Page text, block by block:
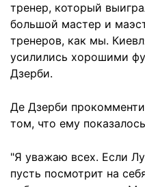
тренер, который
большой мастер и
тренеров, как мы.
усилились хорошими
Дзерби.
Де Дзерби
том, что ему
"Я уважаю всех. Если
пусть посмотрит на